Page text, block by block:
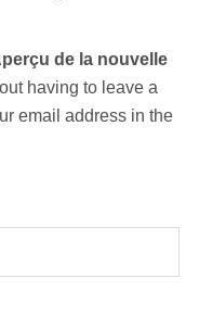
de la nouvelle
having to leave a
email address in the